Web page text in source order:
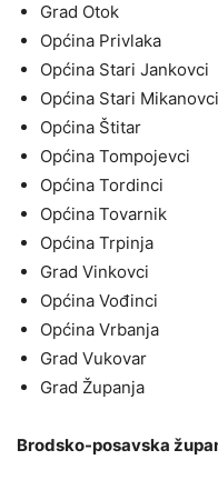
Grad Otok
Općina Privlaka
Općina Stari Jankovci
Općina Stari Mikanovci
Općina Štitar
Općina Tompojevci
Općina Tordinci
Općina Tovarnik
Općina Trpinja
Grad Vinkovci
Općina Vođinci
Općina Vrbanja
Grad Vukovar
Grad Županja
Brodsko-posavska